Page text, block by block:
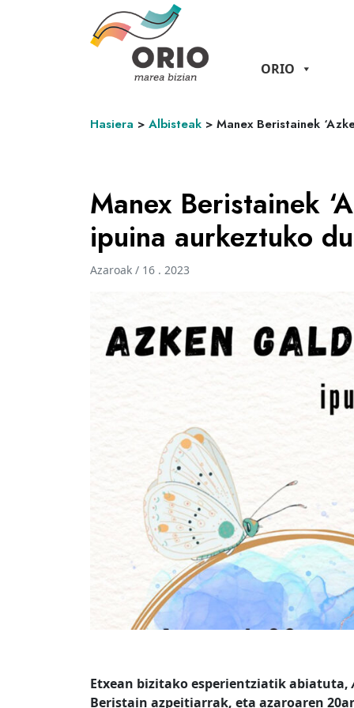
ORIO
Hasiera > Albisteak > Manex Beristainek
Manex Beristainek
ipuina aurkeztuko
Azaroak / 16 . 2023
Etxean bizitako esperientziatik abiatuta,
Beristain azpeitiarrak, eta azaroaren